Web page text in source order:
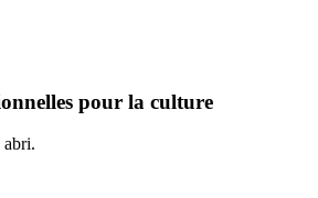
pour la culture
abri.